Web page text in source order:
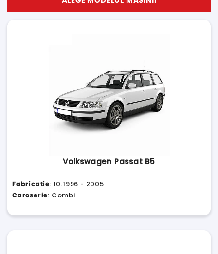
Volkswagen Passat B5
Fabricatie: 10.1996 - 2005
Caroserie: Combi